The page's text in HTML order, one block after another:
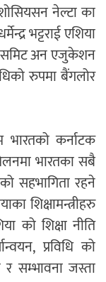
नेल्टा का
भट्टराई एशिया
समिट अन एजुकेशन
रुपमा बैंगलोर
कर्नाटक
भारतका सबै
सहभागिता रहने
शिक्षामन्त्रीहरु
को शिक्षा नीति
प्रविधि को
र सम्भावना जस्ता